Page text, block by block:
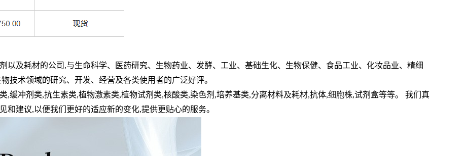
以及耗材的公司 ,与生命科学、医药研究、生物药业、发酵、工业、基础生化、生物保健、食品工业、化妆品业、精细
技术领域的研究、开发、经营及各类使用者的广泛好评。
,缓冲剂类,抗生素类,植物激素类,植物试剂类,核酸类,染色剂 ,培养基类,分离材料及耗材,抗体,细胞株,试剂盒等等。 我们真
和建议,以便我们更好的适应新的变化,提供更贴心的服务。